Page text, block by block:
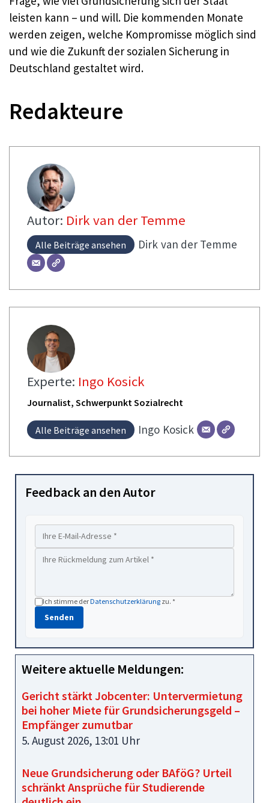
leisten kann – und will. Die kommenden Monate
werden zeigen, welche Kompromisse möglich sind
und wie die Zukunft der sozialen Sicherung in
Deutschland gestaltet wird.
Redakteure
Autor: Dirk van der Temme
Alle Beiträge ansehen Dirk van der Temme
Experte: Ingo Kosick
Journalist, Schwerpunkt Sozialrecht
Alle Beiträge ansehen Ingo Kosick
Feedback an den Autor
Ich stimme derDatenschutzerklärung zu. *
Senden
Weitere aktuelle Meldungen:
Gericht stärkt Jobcenter: Untervermietung
bei hoher Miete für Grundsicherungsgeld –
Empfänger zumutbar
5. August 2026, 13:01 Uhr
Neue Grundsicherung oder BAföG? Urteil
schränkt Ansprüche für Studierende